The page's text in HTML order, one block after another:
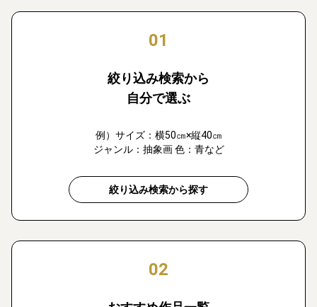
01
絞り込み検索から
自分で選ぶ
例）サイズ：横50㎝×縦40㎝
ジャンル：抽象画 色：青など
絞り込み検索から探す
02